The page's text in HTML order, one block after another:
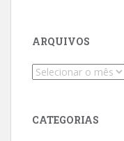
ARQUIVOS
Arquivos
CATEGORIAS